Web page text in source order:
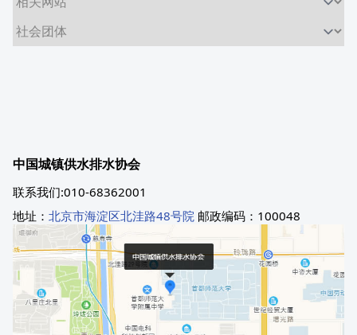
中国城镇供水排水协会
联系我们:010-68362001
地址： 北京市海淀区北洼路48号院 邮政编码：100048